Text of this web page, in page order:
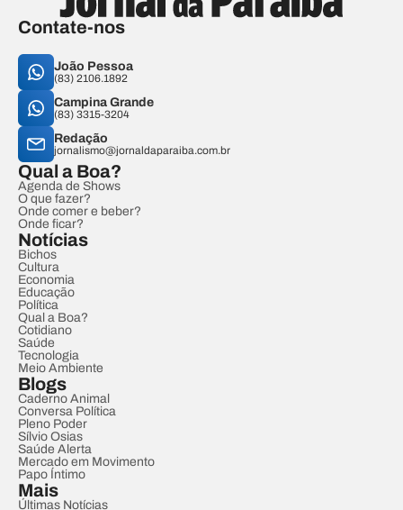
Contate-nos
João Pessoa
(83) 2106.1892
Campina Grande
(83) 3315-3204
Redação
jornalismo@jornaldaparaiba.com.br
Qual a Boa?
Agenda de Shows
O que fazer?
Onde comer e beber?
Onde ficar?
Notícias
Bichos
Cultura
Economia
Educação
Política
Qual a Boa?
Cotidiano
Saúde
Tecnologia
Meio Ambiente
Blogs
Caderno Animal
Conversa Política
Pleno Poder
Sílvio Osias
Saúde Alerta
Mercado em Movimento
Papo Íntimo
Mais
Últimas Notícias